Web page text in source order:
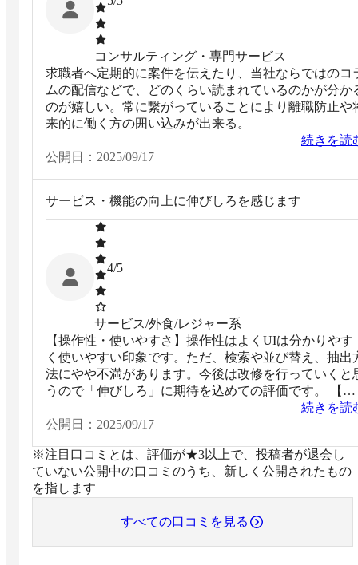
コンサルティング・専門サービス
求職者へ定期的に案件を伝えたり、当社ならではのコ
ムの配信などで、どのくらい読まれているのかが分か
のが嬉しい。常に繋がっていることにより離職防止や
来的に働く方の囲い込みが出来る。
続きを読
公開日： 2025/09/17
サービス・機能の向上に伸びしろを感じます
4/5
サービス/外食/レジャー系
【操作性・使いやすさ】操作性はよくUIは分かりやす
く使いやすい印象です。ただ、検索や並び替え、抽出
法にやや不満があります。今後は改修を行っていくと
うので「伸びしろ」に期待を込めての評価です。 【営
業担当やサポート面】営業担当者は明るく、とても話
やすい方です。初歩的な質問やテクニカルな部分の問
続きを読
公開日： 2025/09/17
※注目口コミとは、評価が★3以上で、投稿者が退会し
ていない公開中の口コミのうち、新しく公開されたもの
を指します
すべての口コミを見る